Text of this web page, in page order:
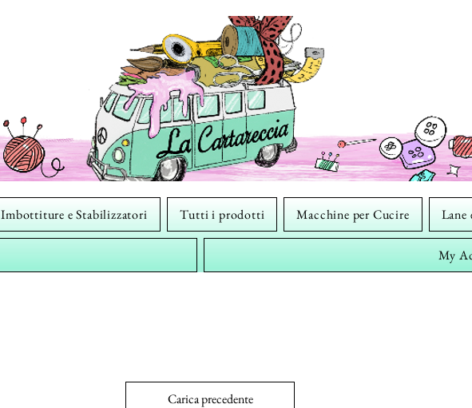
Imbottiture e Stabilizzatori Tutti i prodotti Macchine per Cucire
My
Carica precedente